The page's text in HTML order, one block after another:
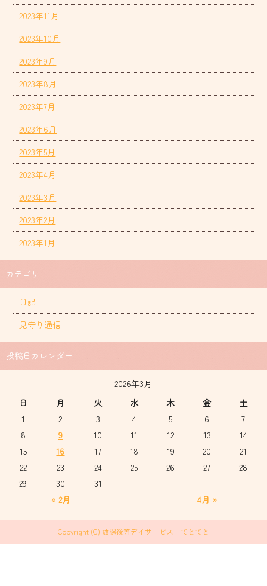
2023年11月
2023年10月
2023年9月
2023年8月
2023年7月
2023年6月
2023年5月
2023年4月
2023年3月
2023年2月
2023年1月
カテゴリー
日記
見守り通信
投稿日カレンダー
2026年3月
日
月 火 水 木 金 土
« 2月 4月 »
1 2 3 4 5 6
7
8
9 10 11 12 13
14
15
16 17 18 19 20
21
22
23 24 25 26 27
28
29
30 31
Copyright (C) 放課後等デイサービス てとてと